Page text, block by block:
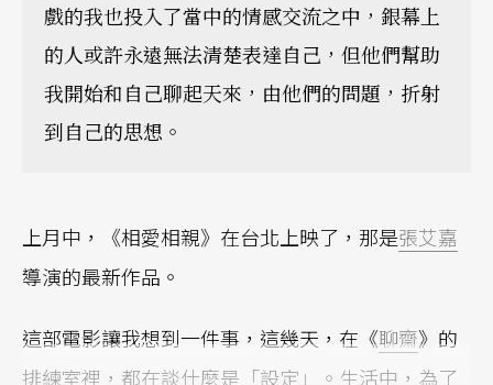
戲的我也投入了當中的情感交流之中，銀幕上
的人或許永遠無法清楚表達自己，但他們幫助
我開始和自己聊起天來，由他們的問題，折射
到自己的思想。
上月中，《相愛相親》在台北上映了，那是張艾嘉
導演的最新作品。
這部電影讓我想到一件事，這幾天，在《聊齋》的
排練室裡，都在談什麼是「設定」。生活中，為了